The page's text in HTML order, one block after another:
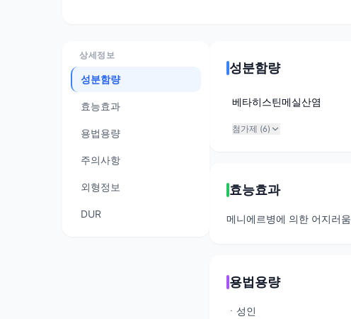
상세정보
성분함량
효능효과
용법용량
주의사항
외형정보
DUR
성분함량
베타히스틴메실산염
첨가제 (6)
효능효과
메니에르병에 의한 어지러움
용법용량
ㆍ성인